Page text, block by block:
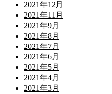
2021年12月
2021年11月
2021年9月
2021年8月
2021年7月
2021年6月
2021年5月
2021年4月
2021年3月